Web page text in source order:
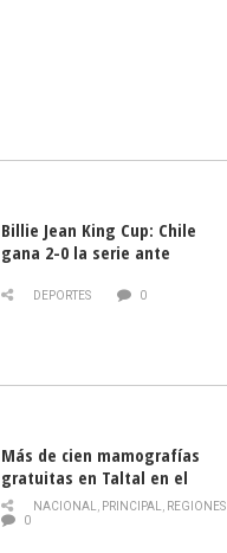
Billie Jean King Cup: Chile
gana 2-0 la serie ante
DEPORTES 0
Más de cien mamografías
gratuitas en Taltal en el
mes de la prevención del
cáncer de mama
NACIONAL, PRINCIPAL, REGIONES
0